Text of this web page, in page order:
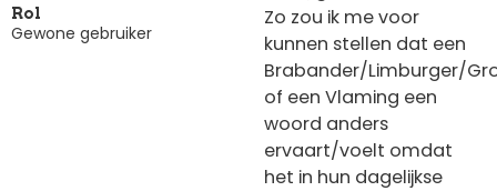
Rol
Gewone gebruiker
Zo zou ik me voor
kunnen stellen dat een
Brabander/Limburger/
of een Vlaming een
woord anders
ervaart/voelt omdat
het in hun dagelijkse